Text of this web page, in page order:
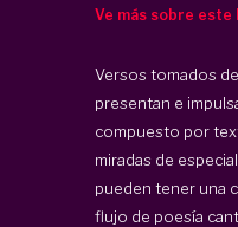
Ve más sobre este
Versos tomados
presentan e
compuesto por
miradas de
pueden tener una
flujo de poesía